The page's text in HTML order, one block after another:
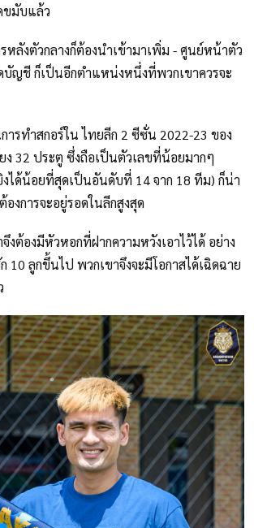
ขมับแล้ว
ลังตัวกลางก็ต้องนำเข้ามาเพิ่ม - ศูนย์หน้าตัว
บัญชี ก็เป็นอีกตำแหน่งหนึ่งที่พวกเขาควรจะ
ารทำสกอร์ใน ไทยลีก 2 ซีซั่น 2022-23 ของ
ง 32 ประตู ซึ่งถือเป็นตัวเลขที่น้อยมากๆ
ได้น้อยที่สุดเป็นอันดับที่ 14 จาก 18 ทีม) ก็น่า
งการจะอยู่รอดในลีกสูงสุด
งต้องมีหัวหอกที่ฝากความหวังเอาไว้ได้ อย่าง
10 ลูกขึ้นไป พวกเขาจึงจะมีโอกาสได้เฉิดฉาย